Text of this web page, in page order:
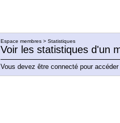
Espace membres > Statistiques
Voir les statistiques d'un
Vous devez être connecté pour